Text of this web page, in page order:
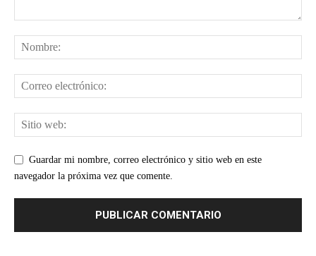
Guardar mi nombre, correo electrónico y sitio web en este
navegador la próxima vez que comente.